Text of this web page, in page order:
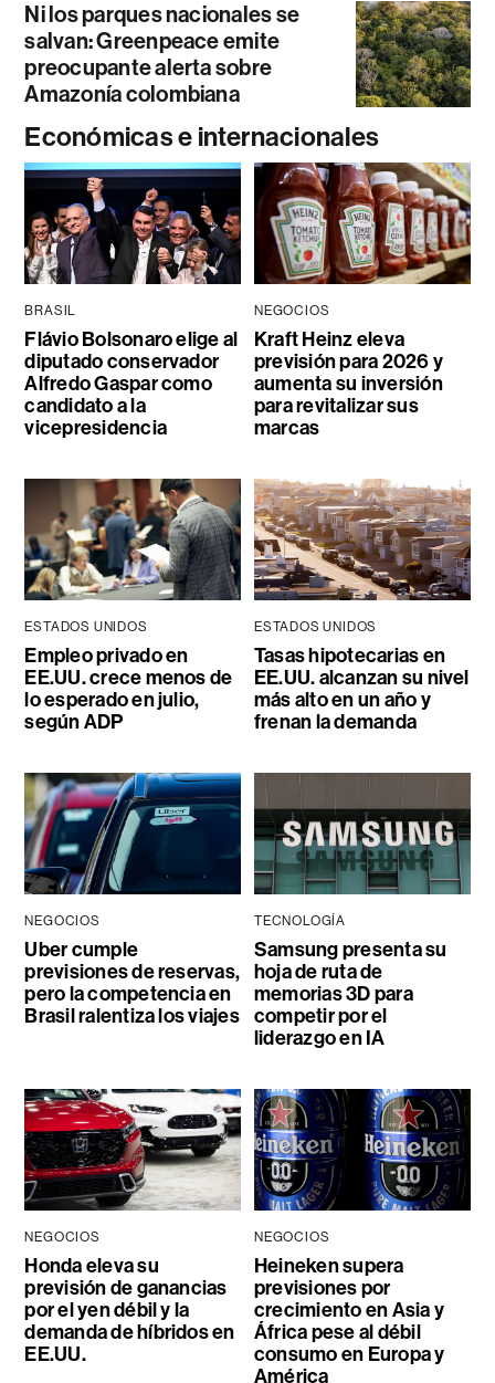
Ni los parques nacionales se
salvan: Greenpeace emite
preocupante alerta sobre
Amazonía colombiana
Económicas e internacionales
BRASIL
Flávio Bolsonaro elige al
diputado conservador
Alfredo Gaspar como
candidato a la
vicepresidencia
NEGOCIOS
Kraft Heinz eleva
previsión para 2026 y
aumenta su inversión
para revitalizar sus
marcas
ESTADOS UNIDOS
Empleo privado en
EE.UU. crece menos de
lo esperado en julio,
según ADP
ESTADOS UNIDOS
Tasas hipotecarias en
EE.UU. alcanzan su nivel
más alto en un año y
frenan la demanda
NEGOCIOS
Uber cumple
previsiones de reservas,
pero la competencia en
Brasil ralentiza los viajes
TECNOLOGÍA
Samsung presenta su
hoja de ruta de
memorias 3D para
competir por el
liderazgo en IA
NEGOCIOS
Honda eleva su
previsión de ganancias
por el yen débil y la
demanda de híbridos en
EE.UU.
NEGOCIOS
Heineken supera
previsiones por
crecimiento en Asia y
África pese al débil
consumo en Europa y
América